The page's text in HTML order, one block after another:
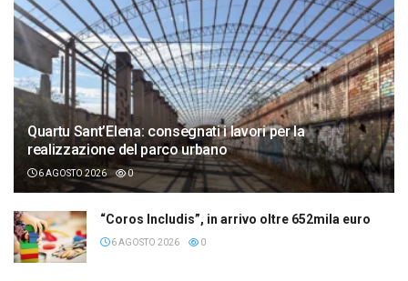
Quartu Sant’Elena: consegnati i lavori per la
realizzazione del parco urbano
6 AGOSTO 2026 0
“Coros Includis”, in arrivo oltre 652mila euro
6 AGOSTO 2026 0